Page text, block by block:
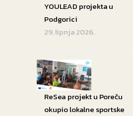
YOULEAD projekta u
Podgorici
29. lipnja 2026.
ReSea projekt u Poreču
okupio lokalne sportske